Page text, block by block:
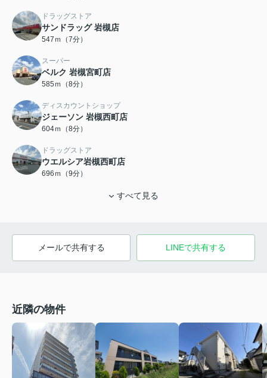
ドラッグストア
サンドラッグ 岩槻店
547ｍ（7分）
スーパー
ベルク 岩槻宮町店
585ｍ（8分）
ディスカウントショップ
ジェーソン 岩槻西町店
604ｍ（8分）
ドラッグストア
ウエルシア岩槻西町店
696ｍ（9分）
すべて見る
メールで共有する LINEで共有する
近隣の物件